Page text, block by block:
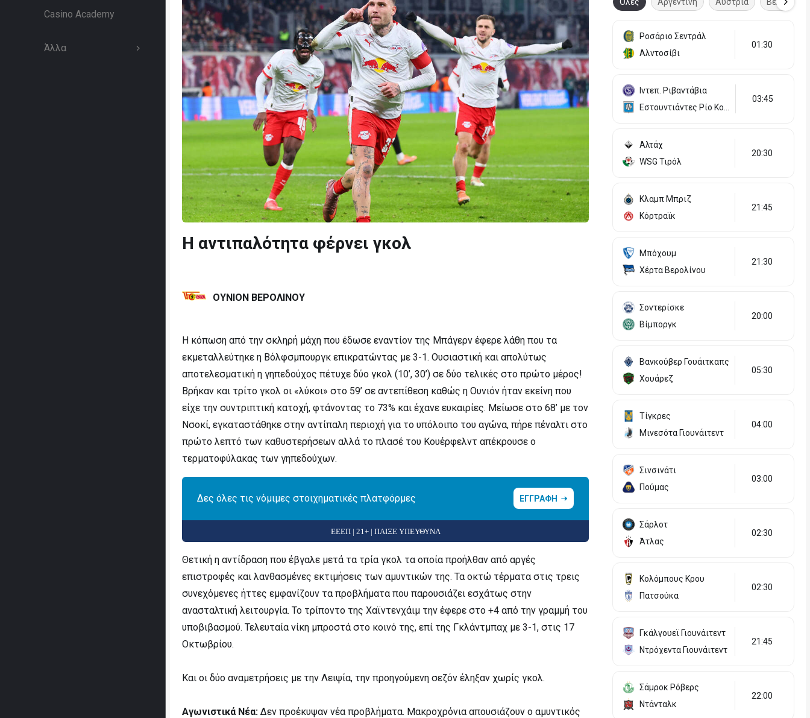
Casino Academy
Άλλα
Η αντιπαλότητα φέρνει γκολ
ΟΥΝΙΟΝ ΒΕΡΟΛΙΝΟΥ
Η κόπωση από την σκληρή μάχη που έδωσε εναντίον της Μπάγερν έφερε λάθη που τα
εκμεταλλεύτηκε η Βόλφσμπουργκ επικρατώντας με 3-1. Ουσιαστική και απολύτως
αποτελεσματική η γηπεδούχος πέτυχε δύο γκολ (10’, 30’) σε δύο τελικές στο πρώτο μέρος!
Βρήκαν και τρίτο γκολ οι «λύκοι» στο 59’ σε αντεπίθεση καθώς η Ουνιόν ήταν εκείνη που
είχε την συντριπτική κατοχή, φτάνοντας το 73% και έχανε ευκαιρίες. Μείωσε στο 68’ με τον
Νσοκί, εγκαταστάθηκε στην αντίπαλη περιοχή για το υπόλοιπο του αγώνα, πήρε πέναλτι στο
πρώτο λεπτό των καθυστερήσεων αλλά το πλασέ του Κουέρφελντ απέκρουσε ο
τερματοφύλακας των γηπεδούχων.
Δες όλες τις νόμιμες στοιχηματικές πλατφόρμες ΕΓΓΡΑΦΗ
ΕΕΕΠ | 21+ | ΠΑΙΞΕ ΥΠΕΥΘΥΝΑ
Θετική η αντίδραση που έβγαλε μετά τα τρία γκολ τα οποία προήλθαν από αργές
επιστροφές και λανθασμένες εκτιμήσεις των αμυντικών της. Τα οκτώ τέρματα στις τρεις
συνεχόμενες ήττες εμφανίζουν τα προβλήματα που παρουσιάζει εσχάτως στην
ανασταλτική λειτουργία. Το τρίποντο της Χαϊντενχάιμ την έφερε στο +4 από την γραμμή του
υποβιβασμού. Τελευταία νίκη μπροστά στο κοινό της, επί της Γκλάντμπαχ με 3-1, στις 17
Οκτωβρίου.
Και οι δύο αναμετρήσεις με την Λειψία, την προηγούμενη σεζόν έληξαν χωρίς γκολ.
Αγωνιστικά Νέα: Δεν προέκυψαν νέα προβλήματα. Μακροχρόνια απουσιάζουν ο αμυντικός
Ροσάριο Σεντράλ
Αλντοσίβι
01:30
Ιντεπ. Ριβαντάβια
03:45
Αλτάχ
WSG Τιρόλ
20:30
Κλαμπ Μπριζ
Κόρτραϊκ
21:45
Μπόχουμ
Χέρτα Βερολίνου
21:30
Σοντερίσκε
Βίμποργκ
20:00
Βανκούβερ Γουάιτκαπς
Χουάρεζ
05:30
Τίγκρες
Μινεσότα Γιουνάιτεντ
04:00
Σινσινάτι
Πούμας
03:00
Σάρλοτ
Άτλας
02:30
Κολόμπους Κρου
Πατσούκα
02:30
Γκάλγουεϊ Γιουνάιτεντ
Ντρόχεντα Γιουνάιτεντ
21:45
Σάμροκ Ρόβερς
Ντάνταλκ
22:00